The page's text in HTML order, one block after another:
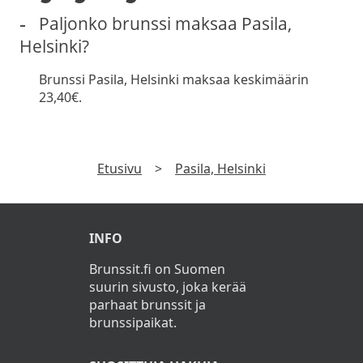
Talon marinoitua silakkaa (L, G)
croissanteja
Kasvisgratiini (L, G)
Falafelia (V)
Paljonko brunssi maksaa Pasila,
Helsinki?
Brunssi Pasila, Helsinki maksaa keskimäärin
23,40€.
Etusivu > Pasila, Helsinki
INFO
Brunssit.fi on Suomen
suurin sivusto, joka kerää
parhaat brunssit ja
brunssipaikat.